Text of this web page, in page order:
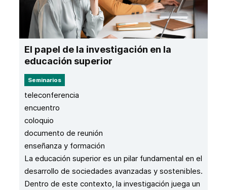
El papel de la investigación en la
educación superior
Seminarios
teleconferencia
encuentro
coloquio
documento de reunión
enseñanza y formación
La educación superior es un pilar fundamental en el
desarrollo de sociedades avanzadas y sostenibles.
Dentro de este contexto, la investigación juega un